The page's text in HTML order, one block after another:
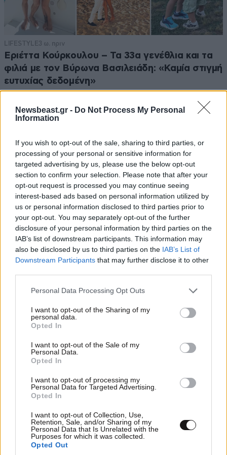
Newsbeast.gr - Do Not Process My Personal
Information
If you wish to opt-out of the sale, sharing to third parties, or
processing of your personal or sensitive information for
targeted advertising by us, please use the below opt-out
section to confirm your selection. Please note that after your
opt-out request is processed you may continue seeing
interest-based ads based on personal information utilized by
us or personal information disclosed to third parties prior to
your opt-out. You may separately opt-out of the further
disclosure of your personal information by third parties on the
IAB’s list of downstream participants. This information may
also be disclosed by us to third parties on the IAB’s List of
Downstream Participants that may further disclose it to other
Please note that this website/app uses one or more Google
not limited to your visit or usage behaviour. You may click to
grant or deny consent to Google and its third-party tags to
use your data for below specified purposes in below Google
consent section.
Personal Data Processing Opt Outs
I want to opt-out of the Sharing of my
personal data.
Opted In
I want to opt-out of the Sale of my
Personal Data.
Opted In
I want to opt-out of processing my
Personal Data for Targeted Advertising.
Opted In
I want to opt-out of Collection, Use,
Retention, Sale, and/or Sharing of my
Personal Data that Is Unrelated with the
Purposes for which it was collected.
Opted Out
Απαντήστε 3 0
txc 09·03·2017 18:37
γρ5τθξη 09·03·2017 18:27
Στο κρεβάτι που φαίνεται στο πρώτο βίντεο θα χάσει
η νεόνυμφη την παρθενία της την πρώτη νύχτα του
γάμου
Απαντήστε
Εννοείς θα τήν ξαραχνιάσει....
Απαντήστε
LIFESTYLE3 ω. πριν
Εριέττα Κούρκουλου – Τα 33α γενέθλια και τα
φιλιά με τον Βύρωνα Βασιλειάδη: «Καμία στιγμή
ευτυχίας δεδομένη»